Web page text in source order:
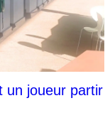
un joueur partir